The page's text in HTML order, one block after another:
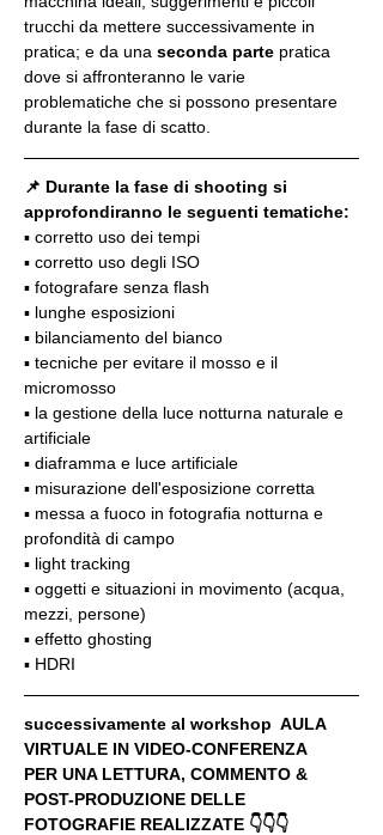
trucchi da mettere successivamente in
pratica; e da una seconda parte pratica
dove si affronteranno le varie
problematiche che si possono presentare
durante la fase di scatto.
📌 Durante la fase di shooting si
approfondiranno le seguenti tematiche:
▪️ corretto uso dei tempi
▪️ corretto uso degli ISO
▪️ fotografare senza flash
▪️ lunghe esposizioni
▪️ bilanciamento del bianco
▪️ tecniche per evitare il mosso e il
micromosso
▪️ la gestione della luce notturna naturale e
artificiale
▪️ diaframma e luce artificiale
▪️ misurazione dell'esposizione corretta
▪️ messa a fuoco in fotografia notturna e
profondità di campo
▪️ light tracking
▪️ oggetti e situazioni in movimento (acqua,
mezzi, persone)
▪️ effetto ghosting
▪️ HDRI
successivamente al workshop  AULA
VIRTUALE IN VIDEO-CONFERENZA
PER UNA LETTURA, COMMENTO &
POST-PRODUZIONE DELLE
FOTOGRAFIE REALIZZATE 👇👇👇